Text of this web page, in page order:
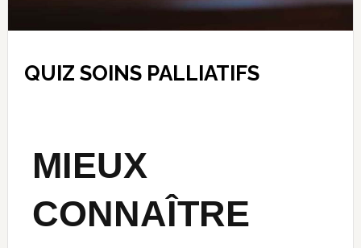
QUIZ SOINS PALLIATIFS
MIEUX
CONNAÎTRE